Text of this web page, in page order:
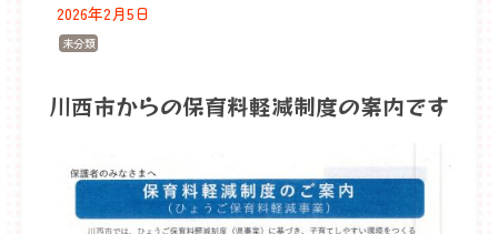
2026年2月5日
未分類
川西市からの保育料軽減制度の案内です